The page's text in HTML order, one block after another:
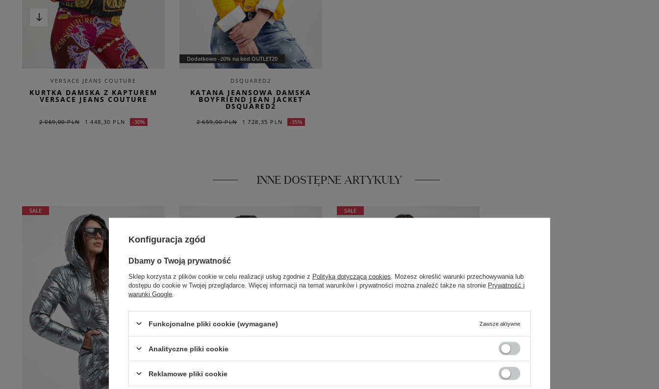
VERSACE JEANS COUTURE
KURTKA DAMSKA Z KAPTUREM
VERSACE JEANS COUTURE
2 069,00 PLN 1 448,30 PLN -30%
Dodatkowo -20% na kod OUTLET20
DSQUARED2
KATANA JEANSOWA DAMSKA
BOYFRIEND JEAN JACKET
DSQUARED2
2 659,00 PLN 1 728,35 PLN -35%
INNE DOSTĘPNE ARTYKUŁY
SALE SALE
Konfiguracja zgód
Dbamy o Twoją prywatność
Sklep korzysta z plików cookie w celu realizacji usług zgodnie z Polityką dotyczącą cookies . Możesz określić warunki przechowywania lub
dostępu do cookie w Twojej przeglądarce. Więcej informacji na temat warunków i prywatności można znaleźć także na stronie Prywatność i
warunki Google
Funkcjonalne pliki cookie (wymagane) Zawsze aktywne
Analityczne pliki cookie
Reklamowe pliki cookie